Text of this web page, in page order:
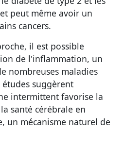
peut même avoir un
cancers.
il est possible
de l'inflammation, un
nombreuses maladies
suggèrent
intermittent favorise la
santé cérébrale en
un mécanisme naturel de